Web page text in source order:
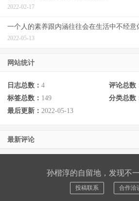
2022-02-17
一个人的素养跟内涵往往会在生活中不经意
2022-05-13
网站统计
日志总数： 4 评论总数
标签总数： 149 分类总数
最后更新： 2022-05-13
最新评论
孙楷淳的自留地，发现不
投稿联系 合作洽